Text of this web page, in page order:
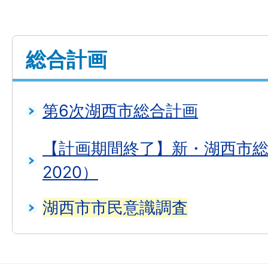
総合計画
第6次湖西市総合計画
【計画期間終了】新・湖西市
2020）
湖西市市民意識調査